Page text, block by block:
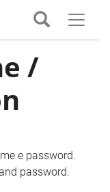
/
e password.
password.